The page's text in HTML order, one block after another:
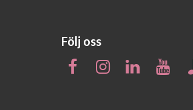
Följ oss